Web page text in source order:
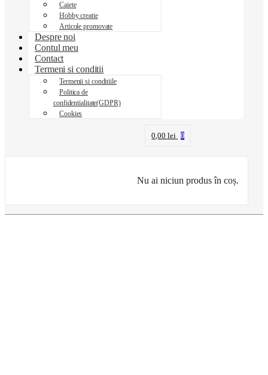
Caiete
Hobby creatie
Articole promovate
Despre noi
Contul meu
Contact
Termeni si conditii
Termenii si conditiile
Politica de
confidentialitate(GDPR)
Cookies
0,00lei 0
Nu ai niciun produs în coș.